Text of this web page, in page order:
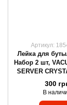
Артикул:
Лейка для
Набор 2 шт,
SERVER
300
В